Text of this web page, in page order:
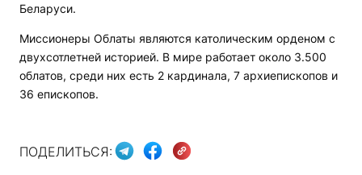
Беларуси.
Миссионеры Облаты являются католическим орденом с
двухсотлетней историей. В мире работает около 3.500
облатов, среди них есть 2 кардинала, 7 архиепископов и
36 епископов.
ПОДЕЛИТЬСЯ: